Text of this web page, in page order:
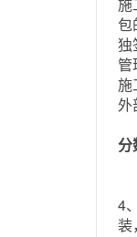
施
包
独
管
施
外
分
4
装